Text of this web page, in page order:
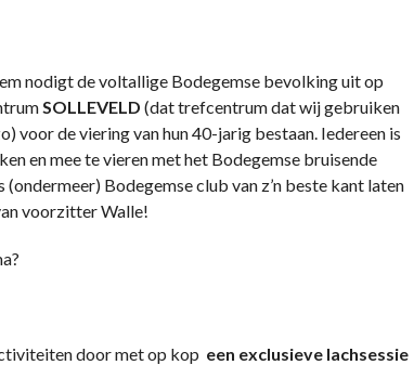
nodigt de voltallige Bodegemse bevolking uit op
SOLLEVELD (dat trefcentrum dat wij gebruiken
voor de viering van hun 40-jarig bestaan. Iedereen is
en mee te vieren met het Bodegemse bruisende
Bodegemse club van z’n beste kant laten
voorzitter Walle!
door met op kop een exclusieve lachsessie